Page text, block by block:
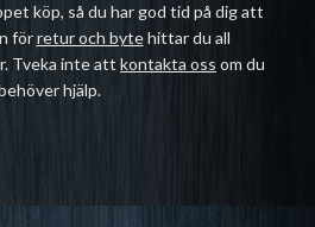
köp, så du har god tid på dig att
förretur och bytehittar du all
Tveka inte att kontakta oss om du
hjälp.